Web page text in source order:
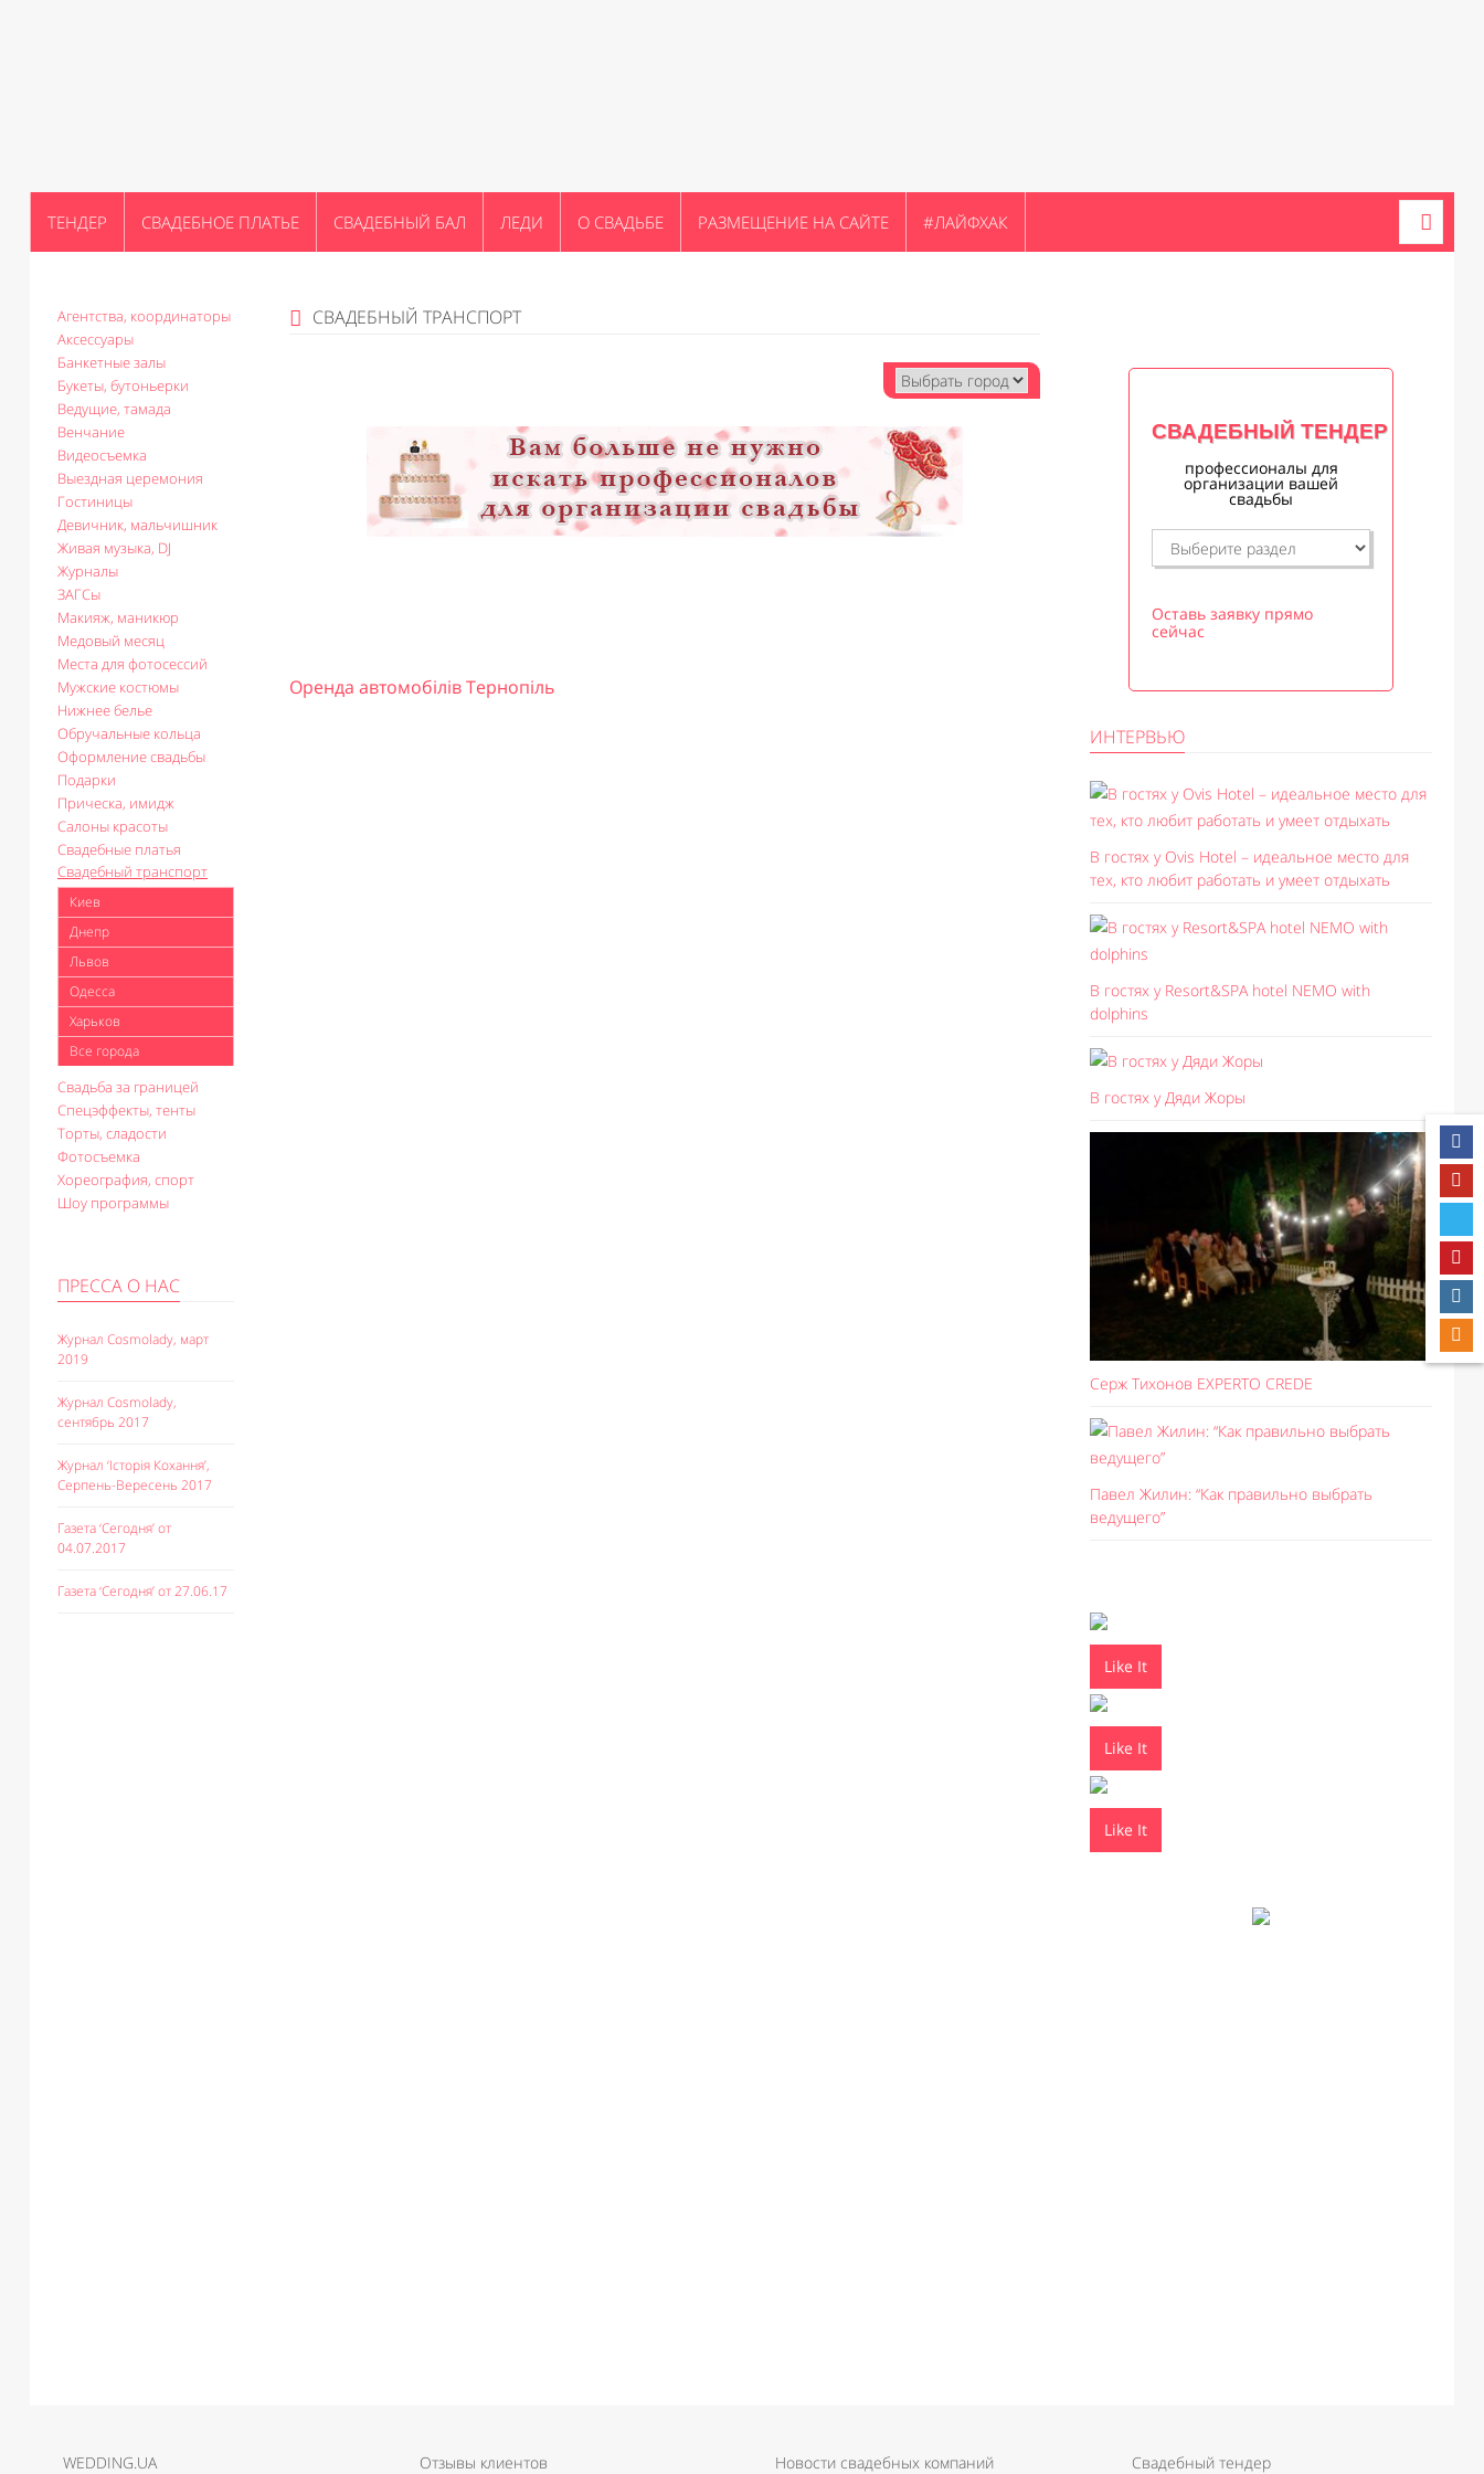
ТЕНДЕР СВАДЕБНОЕ ПЛАТЬЕ СВАДЕБНЫЙ БАЛ ЛЕДИ О СВАДЬБЕ РАЗМЕЩЕНИЕ НА САЙТЕ #ЛАЙФХАК
Агентства, координаторы
Аксессуары
Банкетные залы
Букеты, бутоньерки
Ведущие, тамада
Венчание
Видеосъемка
Выездная церемония
Гостиницы
Девичник, мальчишник
Живая музыка, DJ
Журналы
ЗАГСы
Макияж, маникюр
Медовый месяц
Места для фотосессий
Мужские костюмы
Нижнее белье
Обручальные кольца
Оформление свадьбы
Подарки
Прическа, имидж
Салоны красоты
Свадебные платья
Свадебный транспорт
Киев
Днепр
Львов
Одесса
Харьков
Все города
Свадьба за границей
Спецэффекты, тенты
Торты, сладости
Фотосъемка
Хореография, спорт
Шоу программы
ПРЕССА О НАС
Журнал Cosmolady, март
2019
Журнал Cosmolady,
сентябрь 2017
Журнал ‘Історія Кохання’,
Серпень-Вересень 2017
Газета ‘Сегодня’ от
04.07.2017
Газета ‘Сегодня’ от 27.06.17
СВАДЕБНЫЙ ТРАНСПОРТ
Оренда автомобілів Тернопіль
СВАДЕБНЫЙ ТЕНДЕР
профессионалы для
организации вашей
свадьбы
Оставь заявку прямо
сейчас
ИНТЕРВЬЮ
В гостях у Ovis Hotel – идеальное место для
тех, кто любит работать и умеет отдыхать
В гостях у Resort&SPA hotel NEMO with
dolphins
В гостях у Дяди Жоры
Серж Тихонов EXPERTO CREDE
Павел Жилин: “Как правильно выбрать
ведущего”
Like It
Like It
Like It
WEDDING.UA Отзывы клиентов Новости свадебных компаний Свадебный тендер